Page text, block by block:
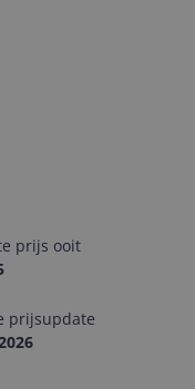
prijs ooit
prijsupdate